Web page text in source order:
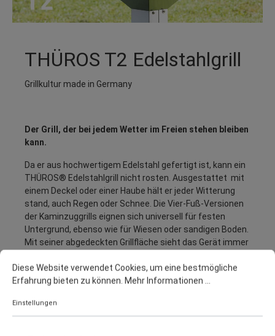
THÜROS T2 Edelstahlgrill
Grillkultur made in Germany
Der Grill, der bei jedem Wetter im Freien stehen bleiben
kann.
Da er aus hochwertigem Edelstahl gefertigt ist, kann ein
THÜROS® Edelstahlgrill nicht rosten. Ausgestattet mit
einem Deckel oder einer Haube hält er jeder Witterung
stand, auch Regen oder Schnee. Die Vier-Fuß-Versionen
der Kaminzuggrills eignen sich universell für festen
Untergrund, ebenso wie für Wiesen oder sandigen Boden.
Mit seiner abgedeckten Grillfläche sieht das Gerät immer
Notiz: Prinzipiell sind alle Fußvarianten für die
Herstellung: Made in Germany
Diese Website verwendet Cookies, um eine bestmögliche
Erfahrung bieten zu können. Mehr Informationen ...
Einstellungen